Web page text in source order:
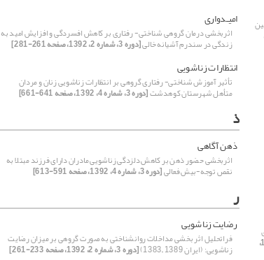
امیـدواری
اثربخشی درمان گروهی شناختی- رفتاری بر کاهش افسردگی و افزایش امید به
زندگی در سندرم آشیانه خالی[دوره 3، شماره 2، 1392، صفحه 261-281]
انتظارات زناشویی
تأثیر آموزش شناختی- رفتاری گروهی بر انتظارات زناشویی زنان و مردان
متأهل شهرستان کوهدشت[دوره 3، شماره 4، 1392، صفحه 641-661]
[دوره 3، شماره 3، 1392،
ذ
ذهن آگاهی
اثربخشی حضور ذهن بر کاهش دلزدگی زناشویی مادران دارای فرزند مبتلا به
نقص توجه-بیش فعالی[دوره 3، شماره 4، 1392، صفحه 591-613]
ر
رضایت زناشویی
فراتحلیل اثر بخشی مداخلات روانشناختی به صورت گروهی بر میزان رضایت
زناشویی: (ایران 1389 –1383) [دوره 3، شماره 2، 1392، صفحه 233-261]